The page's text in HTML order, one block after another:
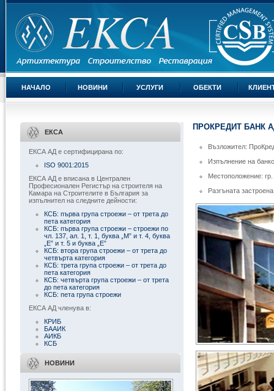
НАЧАЛО НОВИНИ УСЛУГИ ОБЕКТИ
ЕКСА
ЕКСА АД е сертифицирана по:
ISO 9001:2015
ЕКСА АД е вписана в Централен
Професионален Регистър на строителя на
Камара на Строителите в България за
изпълнител на следните дейности:
КСБ: първа група строежи – от трета до
пета категория
КСБ: първа група строежи – строежи по
чл. 137, ал. 1, т. 1, буква „М” и т. 4, буква
„Е” и т. 5 и буква „Е”
КСБ: втора група строежи – от трета до
четвърта категория
КСБ: трета група строежи – от трета до
пета категория
КСБ: четвърта група строежи – от трета
до пета категория
КСБ: пета група строежи
ЕКСА АД членува в:
КРИБ
БААИК
АИКБ
КСБ
НОВИНИ
ПРОКРЕДИТ БАНК
Възложител:
Изпълнение на
Местоположение:
Разгъната